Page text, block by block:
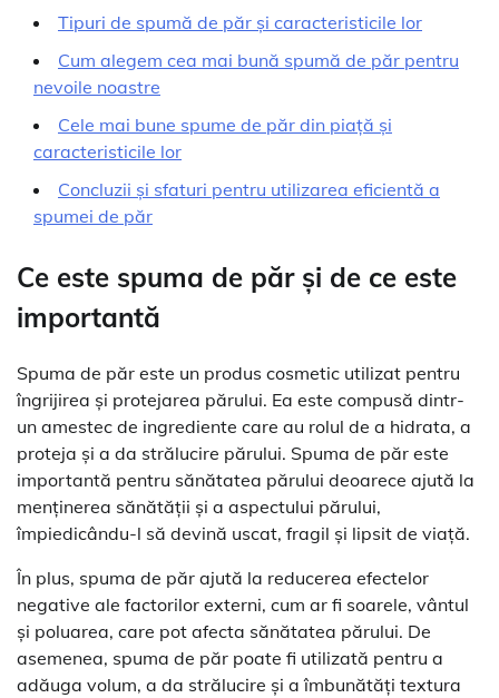
Tipuri de spumă de păr și caracteristicile lor
Cum alegem cea mai bună spumă de păr pentru
nevoile noastre
Cele mai bune spume de păr din piață și
caracteristicile lor
Concluzii și sfaturi pentru utilizarea eficientă a
spumei de păr
Ce este spuma de păr și de ce este
importantă
Spuma de păr este un produs cosmetic utilizat pentru
îngrijirea și protejarea părului. Ea este compusă dintr-
un amestec de ingrediente care au rolul de a hidrata, a
proteja și a da strălucire părului. Spuma de păr este
importantă pentru sănătatea părului deoarece ajută la
menținerea sănătății și a aspectului părului,
împiedicându-l să devină uscat, fragil și lipsit de viață.
În plus, spuma de păr ajută la reducerea efectelor
negative ale factorilor externi, cum ar fi soarele, vântul
și poluarea, care pot afecta sănătatea părului. De
asemenea, spuma de păr poate fi utilizată pentru a
adăuga volum, a da strălucire și a îmbunătăți textura